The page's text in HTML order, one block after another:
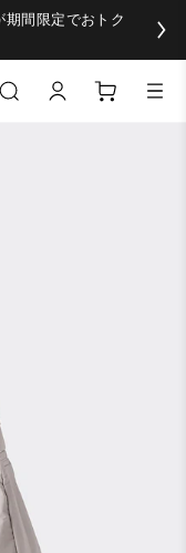
間限定でおトク